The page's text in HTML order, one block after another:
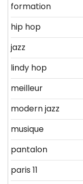
formation
hip hop
jazz
lindy hop
meilleur
modern jazz
musique
pantalon
paris 11